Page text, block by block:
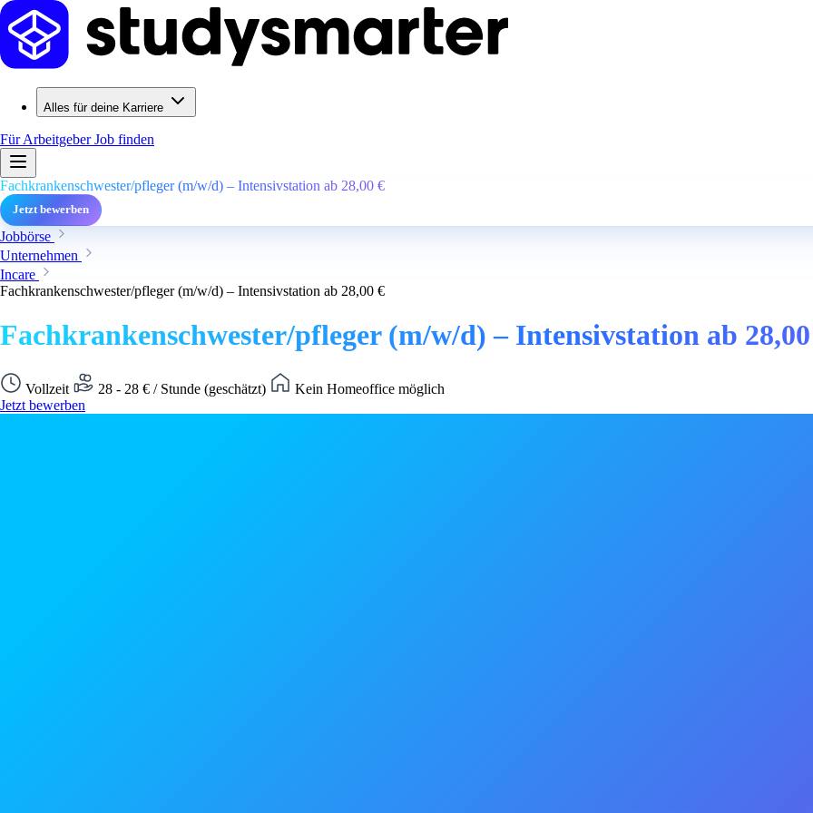
Alles für deine Karriere
Für ArbeitgeberJob finden
Fachkrankenschwester/pfleger (m/w/d) – Intensivstation ab 28,00 €
Jetzt bewerben
Jobbörse
Unternehmen
Incare
Fachkrankenschwester/pfleger (m/w/d) – Intensivstation ab 28,00 €
Fachkrankenschwester/pfleger (m/w/d) – Intensivstation ab
Vollzeit 28 - 28 € / Stunde (geschätzt)
Kein Homeoffice möglich
Jetzt bewerben